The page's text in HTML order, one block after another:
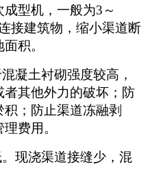
型机，一般为3～
接建筑物，缩小渠道断
积。
凝土衬砌强度较高，
其他外力的破坏；防
；防止渠道冻融剥
费用。
现浇渠道接缝少，混